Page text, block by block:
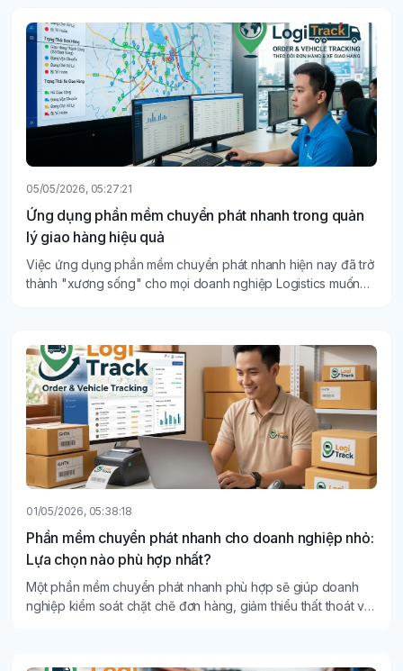
05/05/2026, 05:27:21
Ứng dụng phần mềm chuyển phát nhanh trong quản
lý giao hàng hiệu quả
Việc ứng dụng phần mềm chuyển phát nhanh hiện nay đã trở
thành "xương sống" cho mọi doanh nghiệp Logistics muốn
01/05/2026, 05:38:18
Phần mềm chuyển phát nhanh cho doanh nghiệp nhỏ:
Lựa chọn nào phù hợp nhất?
Một phần mềm chuyển phát nhanh phù hợp sẽ giúp doanh
nghiệp kiểm soát chặt chẽ đơn hàng, giảm thiểu thất thoát và